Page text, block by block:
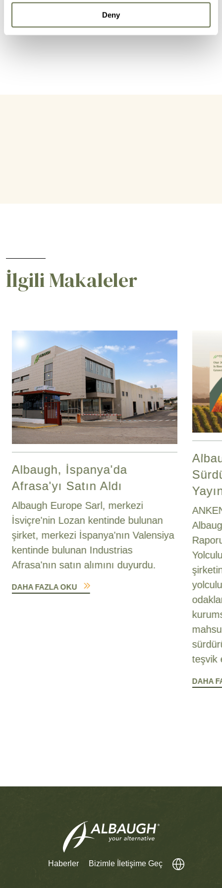
Deny
İlgili Makaleler
Albaugh, İspanya'da
Afrasa'yı Satın Aldı
Albaugh Europe Sarl, merkezi
İsviçre'nin Lozan kentinde bulunan
şirket, merkezi İspanya'nın Valensiya
kentinde bulunan Industrias
Afrasa'nın satın alımını duyurdu.
DAHA FAZLA OKU
teşvik
DAHA
Haberler Bizimle İletişime Geç